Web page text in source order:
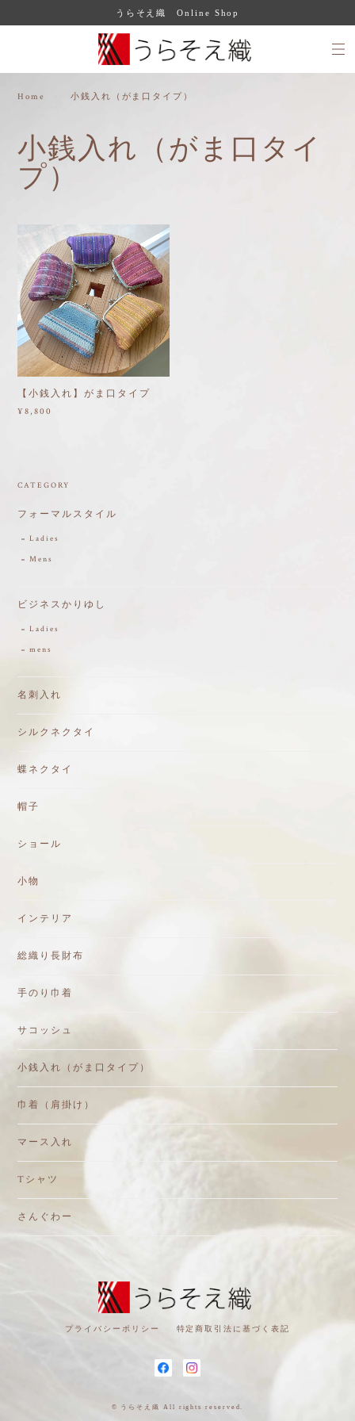
うらそえ織 Online Shop
Home 小銭入れ（がま口タイプ）
小銭入れ（がま口タイ
プ）
【小銭入れ】がま口タイプ
¥8,800
CATEGORY
フォーマルスタイル
Ladies
Mens
ビジネスかりゆし
Ladies
mens
名刺入れ
シルクネクタイ
蝶ネクタイ
帽子
ショール
小物
インテリア
総織り長財布
手のり巾着
サコッシュ
小銭入れ（がま口タイプ）
巾着（肩掛け）
マース入れ
Tシャツ
さんぐわー
プライバシーポリシー 特定商取引法に基づく表記
© うらそえ織 All rights reserved.